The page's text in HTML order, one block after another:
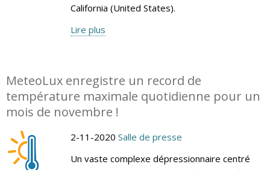
California (United States).
Lire plus
MeteoLux enregistre un record de
température maximale quotidienne pour un
mois de novembre !
2-11-2020 Salle de presse
Un vaste complexe dépressionnaire centré